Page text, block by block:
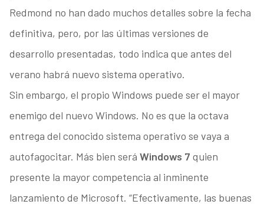
Redmond no han dado muchos detalles sobre la fecha
definitiva, pero, por las últimas versiones de
desarrollo presentadas, todo indica que antes del
verano habrá nuevo sistema operativo.
Sin embargo, el propio Windows puede ser el mayor
enemigo del nuevo Windows. No es que la octava
entrega del conocido sistema operativo se vaya a
autofagocitar. Más bien será Windows 7 quien
presente la mayor competencia al inminente
lanzamiento de Microsoft. “Efectivamente, las buenas